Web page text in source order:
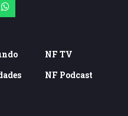
NF TV
NF Podcast